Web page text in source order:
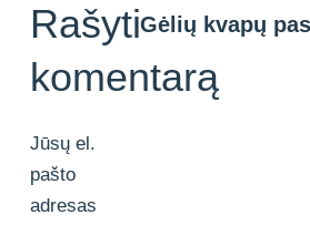
Gėlių kvapų
Rašyti
komentarą
Jūsų el.
pašto
adresas